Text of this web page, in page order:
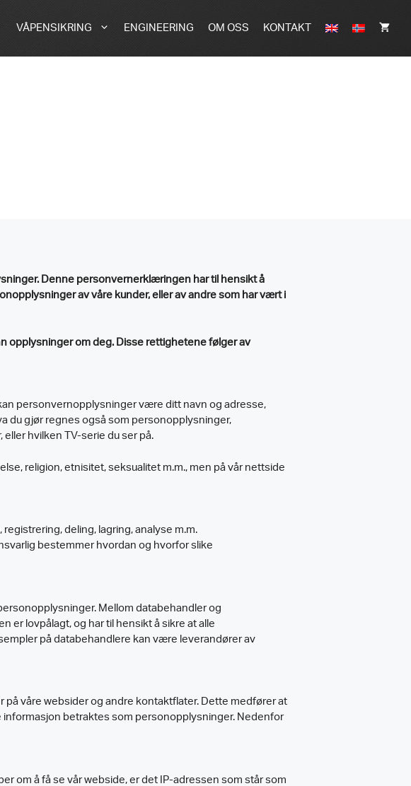
VÅPENSIKRING ENGINEERING OM OSS KONTAKT
Denne personvernerklæringen har til hensikt å
av våre kunder, eller av andre som har vært i
opplysninger om deg. Disse rettighetene følger av
personvernopplysninger være ditt navn og adresse,
du gjør regnes også som personopplysninger,
hvilken TV-serie du ser på.
religion, etnisitet, seksualitet m.m., men på vår nettside
deling, lagring, analyse m.m.
bestemmer hvordan og hvorfor slike
Mellom databehandler og
er lovpålagt, og har til hensikt å sikre at alle
på databehandlere kan være leverandører av
på våre websider og andre kontaktflater. Dette medfører at
informasjon betraktes som personopplysninger. Nedenfor
om å få se vår webside, er det IP-adressen som står som